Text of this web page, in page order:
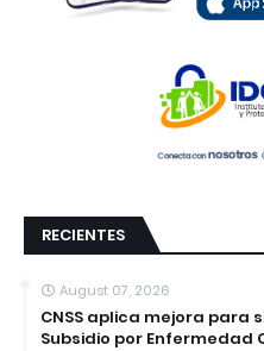
RECIENTES
August 07, 2026
CNSS aplica mejora
Subsidio por Enfermedad